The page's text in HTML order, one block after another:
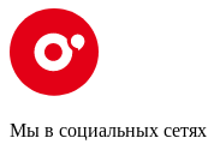
Мы в социальных сетях